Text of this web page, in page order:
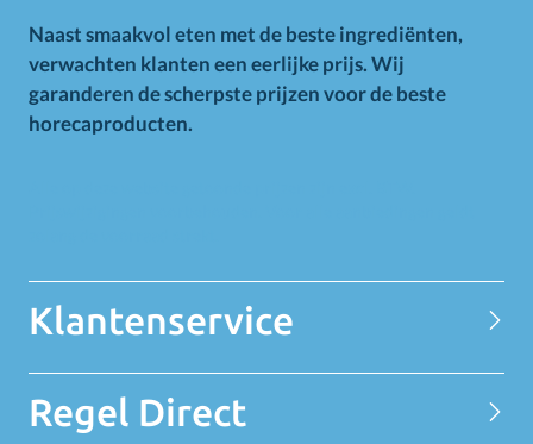
Naast smaakvol eten met de beste ingrediënten,
verwachten klanten een eerlijke prijs. Wij
garanderen de scherpste prijzen voor de beste
horecaproducten.
Klantenservice
Contact
Privacy Statement
Regel Direct